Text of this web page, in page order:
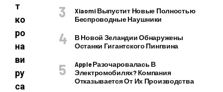
т
ко
ро
на
ви
ру
са
Xiaomi Выпустит Новые Полностью
Беспроводные Наушники
В Новой Зеландии Обнаружены
Останки Гигантского Пингвина
Apple Разочаровалась В
Электромобилях? Компания
Отказывается От Их Производства